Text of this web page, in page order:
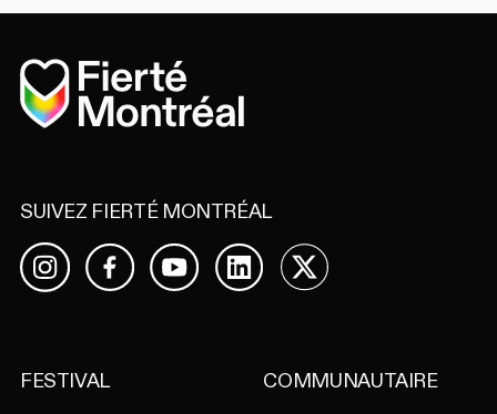
Accueil
SUIVEZ FIERTÉ MONTRÉAL
InstagramFacebookYouTubeLinkedIn
X
FESTIVAL
COMMUNAUTAIRE